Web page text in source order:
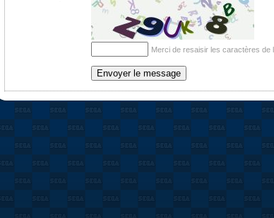
Merci de resaisir les caractères de